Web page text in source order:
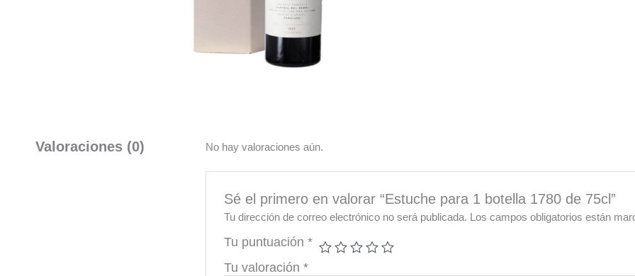
Valoraciones (0) No hay valoraciones aún.
Sé el primero en valorar “Estuche para 1 botella 1780 de 75cl”
Tu dirección de correo electrónico no será publicada. Los campos obligatorios están
Tu puntuación *
Tu valoración *